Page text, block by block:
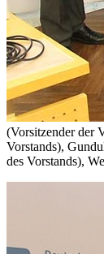
(Vorsitzender der
Vorstands),
des Vorstands),